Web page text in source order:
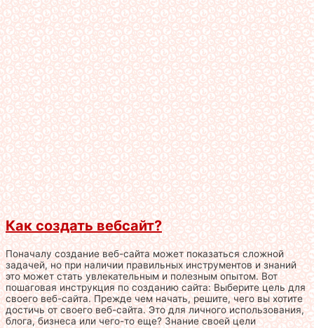
Как создать вебсайт?
Поначалу создание веб-сайта может показаться сложной
задачей, но при наличии правильных инструментов и знаний
это может стать увлекательным и полезным опытом. Вот
пошаговая инструкция по созданию сайта: Выберите цель для
своего веб-сайта. Прежде чем начать, решите, чего вы хотите
достичь от своего веб-сайта. Это для личного использования,
блога, бизнеса или чего-то еще? Знание своей цели